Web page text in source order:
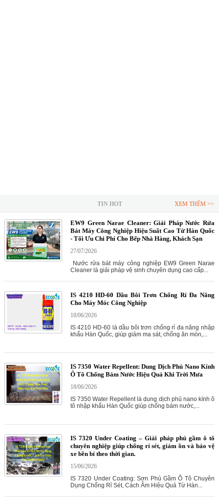
TIN HOT XEM THÊM >>
EW9 Green Narae Cleaner: Giải Pháp Nước Rửa
Bát Máy Công Nghiệp Hiệu Suất Cao Từ Hàn Quốc
- Tối Ưu Chi Phí Cho Bếp Nhà Hàng, Khách Sạn
27/07/2026
Nước rửa bát máy công nghiệp EW9 Green Narae
Cleaner là giải pháp vệ sinh chuyên dụng cao cấp...
IS 4210 HD-60 Dầu Bôi Trơn Chống Rỉ Đa Năng
Cho Máy Móc Công Nghiệp
18/06/2026
IS 4210 HD-60 là dầu bôi trơn chống rỉ đa năng nhập
khẩu Hàn Quốc, giúp giảm ma sát, chống ăn mòn,...
IS 7350 Water Repellent: Dung Dịch Phủ Nano Kính
Ô Tô Chống Bám Nước Hiệu Quả Khi Trời Mưa
18/06/2026
IS 7350 Water Repellent là dung dịch phủ nano kính ô
tô nhập khẩu Hàn Quốc giúp chống bám nước,...
IS 7320 Under Coating – Giải pháp phủ gầm ô tô
chuyên nghiệp giúp chống rỉ sét, giảm ồn và bảo vệ
xe bền bỉ theo thời gian.
15/06/2026
IS 7320 Under Coating: Sơn Phủ Gầm Ô Tô Chuyên
Dụng Chống Rỉ Sét, Cách Âm Hiệu Quả Từ Hàn...